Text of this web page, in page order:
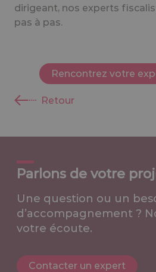
dirigeant, nos experts
pas à pas.
Rencontrez votre
Retour
Parlons de votre
Une question ou un
d’accompagnement ?
votre écoute.
Contacter un expert